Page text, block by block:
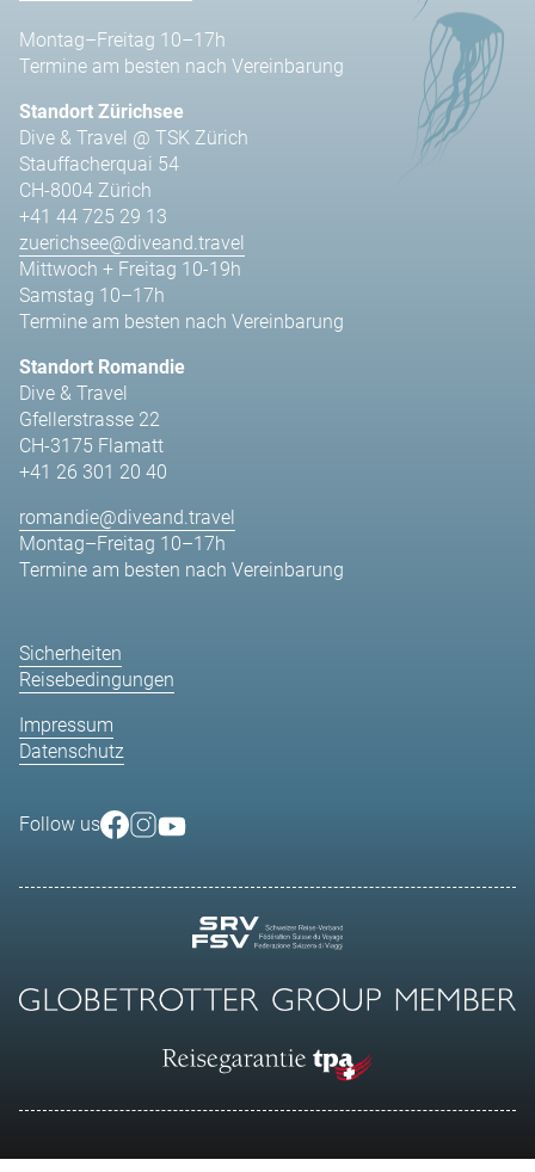
Montag–Freitag 10–17h
Termine am besten nach Vereinbarung
Standort Zürichsee
Dive & Travel @ TSK Zürich
Stauffacherquai 54
CH-8004 Zürich
+41 44 725 29 13
zuerichsee@diveand.travel
Mittwoch + Freitag 10-19h
Samstag 10–17h
Termine am besten nach Vereinbarung
Standort Romandie
Dive & Travel
Gfellerstrasse 22
CH-3175 Flamatt
+41 26 301 20 40
romandie@diveand.travel
Montag–Freitag 10–17h
Termine am besten nach Vereinbarung
Sicherheiten
Reisebedingungen
Impressum
Datenschutz
Follow us